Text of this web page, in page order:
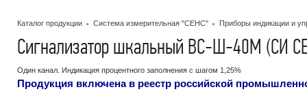
Каталог продукции Система измерительная "СЕНС" Приборы индикации и
Сигнализатор шкальный ВС-Ш-40М (СИ
Один канал. Индикация процентного заполнения с шагом 1,25%
Продукция включена в реестр российской